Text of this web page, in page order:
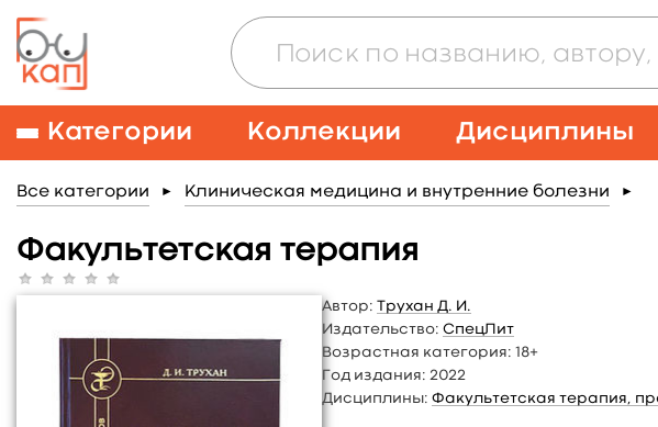
Категории Коллекции Дисциплины
Все категории ► Клиническая медицина и внутренние болезни ►
Факультетская терапия
Автор: Трухан Д. И.
Издательство: СпецЛит
Возрастная категория: 18+
Год издания: 2022
Дисциплины: Факультетская терапия,